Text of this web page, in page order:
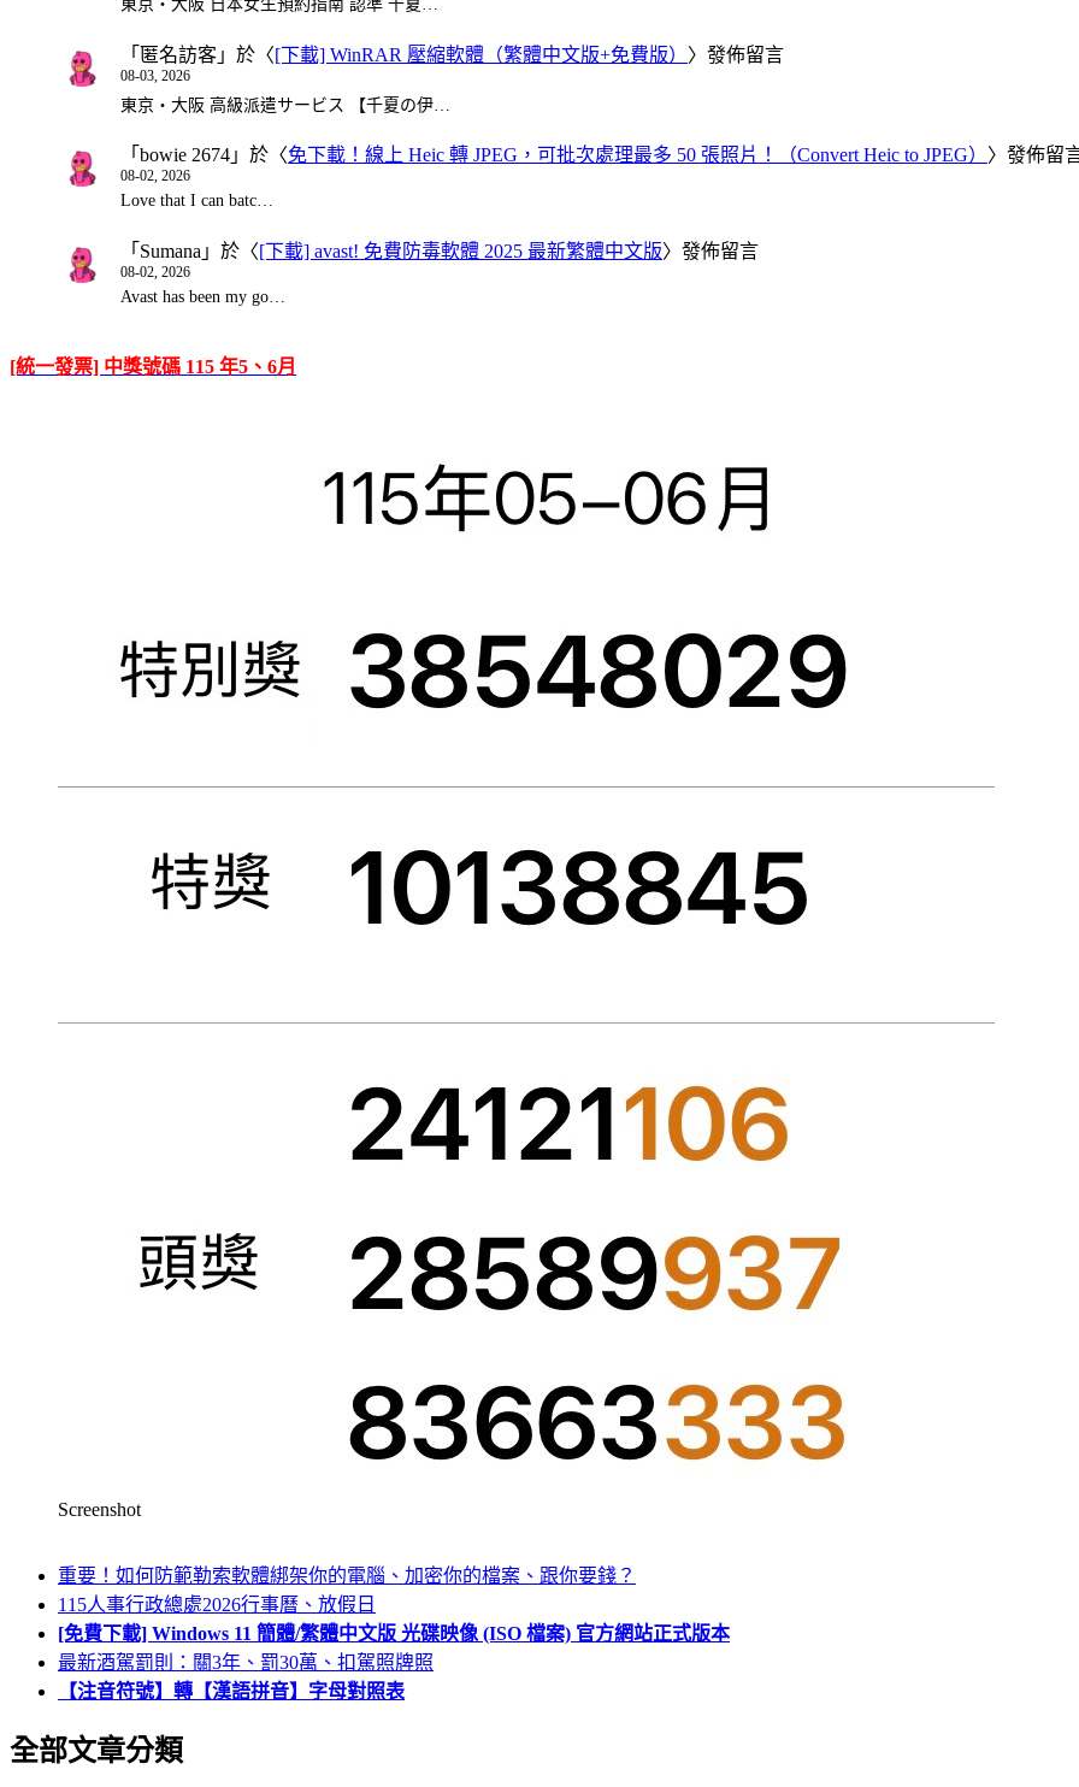
東京・大阪 日本女生預約指南 認準 千夏…
「 匿名訪客 」於〈[下載] WinRAR 壓縮軟體（繁體中文版+免費版） 〉發佈留言
08-03, 2026
東京・大阪 高級派遣サービス 【千夏の伊…
「 bowie 2674 」於〈免下載！線上 Heic 轉 JPEG，可批次處理最多 50 張照片！（Convert Heic to JPEG） 〉發佈留
08-02, 2026
Love that I can batc…
「 Sumana 」於〈[下載] avast! 免費防毒軟體 2025 最新繁體中文版〉發佈留言
08-02, 2026
Avast has been my go…
[統一發票] 中獎號碼 115 年5、6月
Screenshot
重要！如何防範勒索軟體綁架你的電腦、加密你的檔案、跟你要錢？
115人事行政總處2026行事曆、放假日
[免費下載] Windows 11 簡體/繁體中文版 光碟映像 (ISO 檔案) 官方網站正式版本
最新酒駕罰則：關3年、罰30萬、扣駕照牌照
【注音符號】轉【漢語拼音】字母對照表
全部文章分類